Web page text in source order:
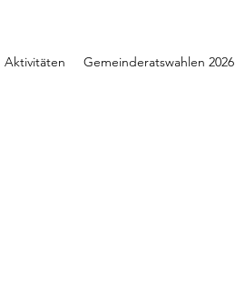
Aktivitäten Gemeinderatswahlen 2026